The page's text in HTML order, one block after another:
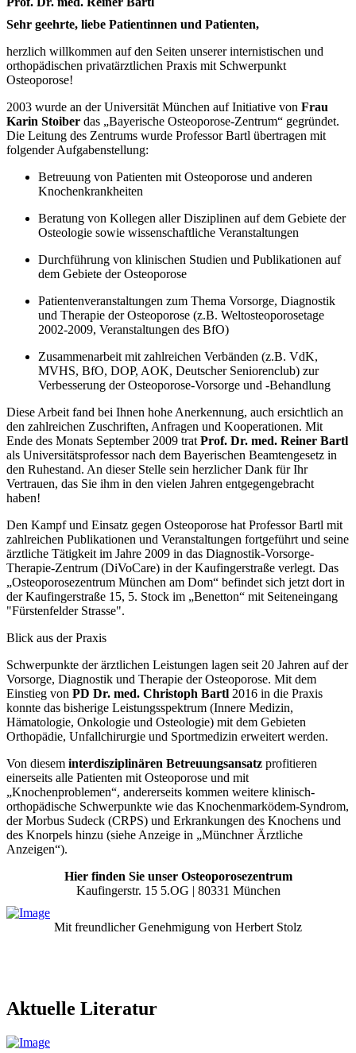
Sehr geehrte, liebe Patientinnen und Patienten,
herzlich willkommen auf den Seiten unserer internistischen und
orthopädischen privatärztlichen Praxis mit Schwerpunkt
Osteoporose!
2003 wurde an der Universität München auf Initiative von Frau
Karin Stoiber das „Bayerische Osteoporose-Zentrum“ gegründet.
Die Leitung des Zentrums wurde Professor Bartl übertragen mit
folgender Aufgabenstellung:
Betreuung von Patienten mit Osteoporose und anderen
Knochenkrankheiten
Beratung von Kollegen aller Disziplinen auf dem Gebiete der
Osteologie sowie wissenschaftliche Veranstaltungen
Durchführung von klinischen Studien und Publikationen auf
dem Gebiete der Osteoporose
Patientenveranstaltungen zum Thema Vorsorge, Diagnostik
und Therapie der Osteoporose (z.B. Weltosteoporosetage
2002-2009, Veranstaltungen des BfO)
Zusammenarbeit mit zahlreichen Verbänden (z.B. VdK,
MVHS, BfO, DOP, AOK, Deutscher Seniorenclub) zur
Verbesserung der Osteoporose-Vorsorge und -Behandlung
Diese Arbeit fand bei Ihnen hohe Anerkennung, auch ersichtlich an
den zahlreichen Zuschriften, Anfragen und Kooperationen. Mit
Ende des Monats September 2009 trat Prof. Dr. med. Reiner Bartl
als Universitätsprofessor nach dem Bayerischen Beamtengesetz in
den Ruhestand. An dieser Stelle sein herzlicher Dank für Ihr
Vertrauen, das Sie ihm in den vielen Jahren entgegengebracht
haben!
Den Kampf und Einsatz gegen Osteoporose hat Professor Bartl mit
zahlreichen Publikationen und Veranstaltungen fortgeführt und seine
ärztliche Tätigkeit im Jahre 2009 in das Diagnostik-Vorsorge-
Therapie-Zentrum (DiVoCare) in der Kaufingerstraße verlegt. Das
„Osteoporosezentrum München am Dom“ befindet sich jetzt dort in
der Kaufingerstraße 15, 5. Stock im „Benetton“ mit Seiteneingang
"Fürstenfelder Strasse".
Blick aus der Praxis
Schwerpunkte der ärztlichen Leistungen lagen seit 20 Jahren auf der
Vorsorge, Diagnostik und Therapie der Osteoporose. Mit dem
Einstieg von PD Dr. med. Christoph Bartl 2016 in die Praxis
konnte das bisherige Leistungsspektrum (Innere Medizin,
Hämatologie, Onkologie und Osteologie) mit dem Gebieten
Orthopädie, Unfallchirurgie und Sportmedizin erweitert werden.
Von diesem interdisziplinären Betreuungsansatz profitieren
einerseits alle Patienten mit Osteoporose und mit
„Knochenproblemen“, andererseits kommen weitere klinisch-
orthopädische Schwerpunkte wie das Knochenmarködem-Syndrom,
der Morbus Sudeck (CRPS) und Erkrankungen des Knochens und
des Knorpels hinzu (siehe Anzeige in „Münchner Ärztliche
Anzeigen“).
Hier finden Sie unser Osteoporosezentrum
Kaufingerstr. 15 5.OG | 80331 München
Mit freundlicher Genehmigung von Herbert Stolz
Aktuelle Literatur